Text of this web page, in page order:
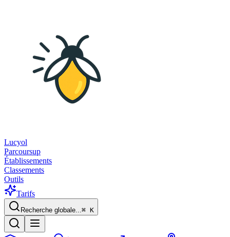
Lucyol
Parcoursup
Établissements
Classements
Outils
Tarifs
Recherche globale...⌘ K